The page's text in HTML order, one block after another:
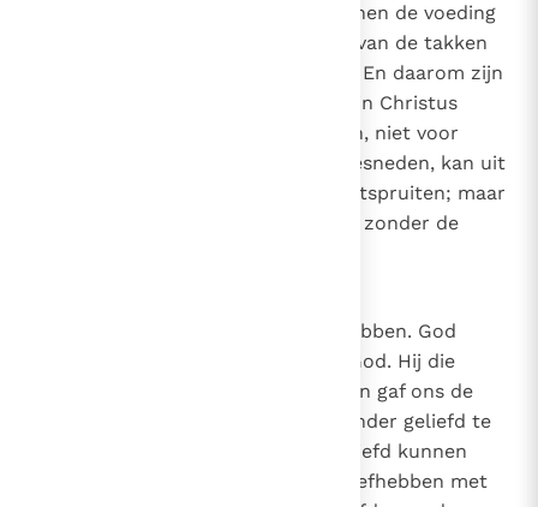
aan de wijnstok dat de wijnstok hen de voeding
geeft die nodig is voor het leven van de takken
en ontvangt niets van hen terug. En daarom zijn
beide - Christus in je hebben en in Christus
blijven - nuttig voor de leerlingen, niet voor
Christus. Want als een tak is afgesneden, kan uit
de levende wortel een andere ontspruiten; maar
wie afgesneden is, kan niet leven zonder de
De liefde waarmee we God liefhebben. God
liefhebben is een geschenk van God. Hij die
liefheeft zonder geliefd te worden gaf ons de
gave om van Hem te houden. Zonder geliefd te
zijn, zijn wij geliefd, zodat wij geliefd kunnen
worden. Want de Geest, die wij liefhebben met